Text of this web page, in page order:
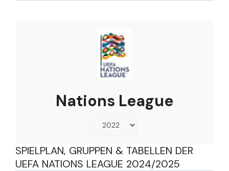
Nations League
SPIELPLAN, GRUPPEN & TABELLEN DER
UEFA NATIONS LEAGUE 2024/2025